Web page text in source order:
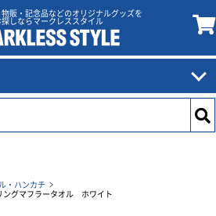
物販・記念品などのオリジナルグッズを
探しならマークレススタイル
・ハンカチ
ングマフラータオル ホワイト